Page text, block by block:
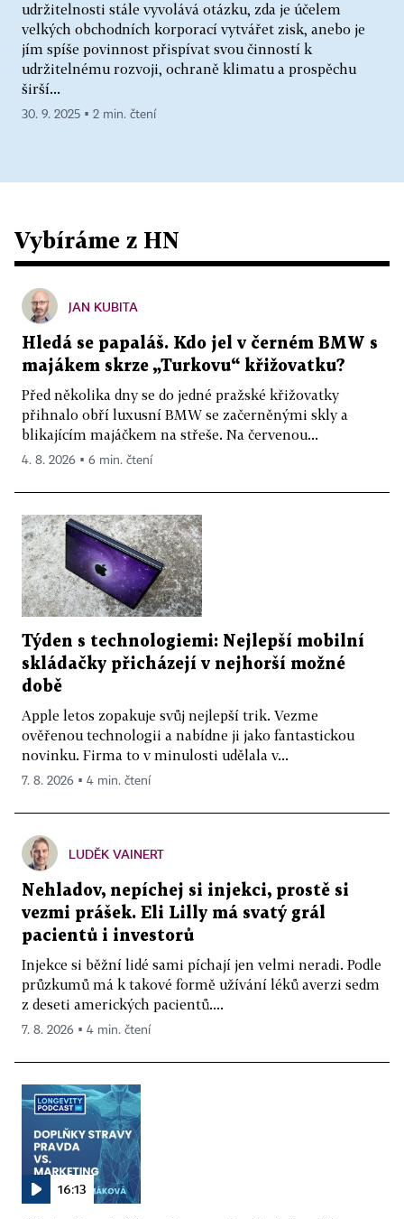
udržitelnosti stále vyvolává otázku, zda je účelem
velkých obchodních korporací vytvářet zisk, anebo je
jím spíše povinnost přispívat svou činností k
udržitelnému rozvoji, ochraně klimatu a prospěchu
širší...
30. 9. 2025 ▪ 2 min. čtení
Vybíráme z HN
JAN KUBITA
Hledá se papaláš. Kdo jel v černém BMW s
majákem skrze „Turkovu“ křižovatku?
Před několika dny se do jedné pražské křižovatky
přihnalo obří luxusní BMW se začerněnými skly a
blikajícím majáčkem na střeše. Na červenou...
4. 8. 2026 ▪ 6 min. čtení
Týden s technologiemi: Nejlepší mobilní
skládačky přicházejí v nejhorší možné
době
Apple letos zopakuje svůj nejlepší trik. Vezme
ověřenou technologii a nabídne ji jako fantastickou
novinku. Firma to v minulosti udělala v...
7. 8. 2026 ▪ 4 min. čtení
LUDĚK VAINERT
Nehladov, nepíchej si injekci, prostě si
vezmi prášek. Eli Lilly má svatý grál
pacientů i investorů
Injekce si běžní lidé sami píchají jen velmi neradi. Podle
průzkumů má k takové formě užívání léků averzi sedm
z deseti amerických pacientů....
7. 8. 2026 ▪ 4 min. čtení
16:13